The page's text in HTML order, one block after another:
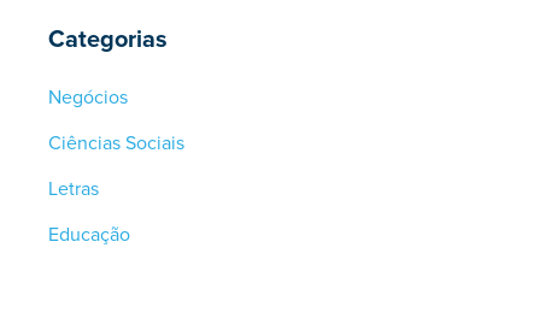
Categorias
Negócios
Ciências Sociais
Letras
Educação